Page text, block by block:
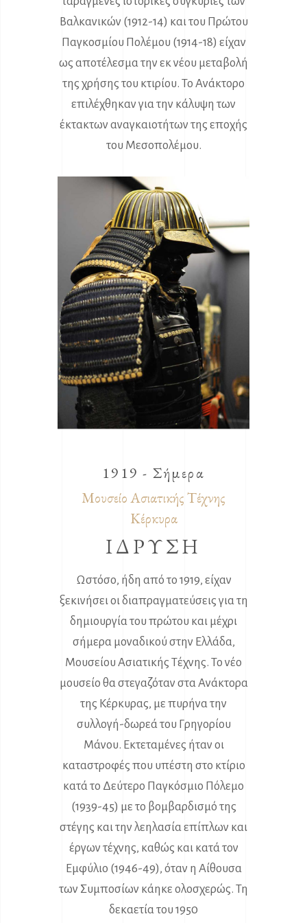
Βαλκανικών (1912-14) και του Πρώτου
Παγκοσμίου Πολέμου (1914-18) είχαν
ως αποτέλεσμα την εκ νέου μεταβολή
της χρήσης του κτιρίου. Το Ανάκτορο
επιλέχθηκαν για την κάλυψη των
έκτακτων αναγκαιοτήτων της εποχής
του Μεσοπολέμου.
1919 - Σήμερα
Μουσείο Ασιατικής Τέχνης
Κέρκυρα
ΙΔΡΥΣΗ
Ωστόσο, ήδη από το 1919, είχαν
ξεκινήσει οι διαπραγματεύσεις για τη
δημιουργία του πρώτου και μέχρι
σήμερα μοναδικού στην Ελλάδα,
Μουσείου Ασιατικής Τέχνης. Το νέο
μουσείο θα στεγαζόταν στα Ανάκτορα
της Κέρκυρας, με πυρήνα την
συλλογή-δωρεά του Γρηγορίου
Μάνου. Εκτεταμένες ήταν οι
καταστροφές που υπέστη στο κτίριο
κατά το Δεύτερο Παγκόσμιο Πόλεμο
(1939-45) με το βομβαρδισμό της
στέγης και την λεηλασία επίπλων και
έργων τέχνης, καθώς και κατά τον
Εμφύλιο (1946-49), όταν η Αίθουσα
των Συμποσίων κάηκε ολοσχερώς. Τη
δεκαετία του 1950